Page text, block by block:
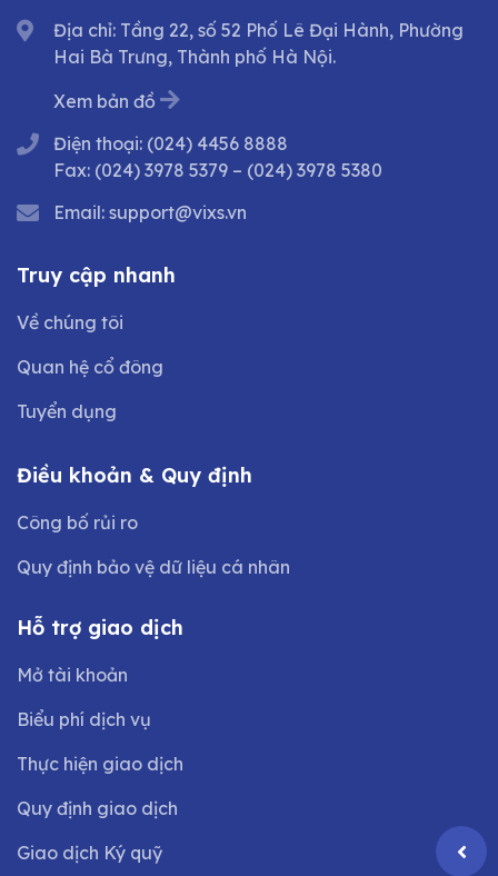
Địa chỉ: Tầng 22, số 52 Phố Lê Đại Hành, Phường
Hai Bà Trưng, Thành phố Hà Nội.
Xem bản đồ
Điện thoại: (024) 4456 8888
Fax: (024) 3978 5379 – (024) 3978 5380
Email: support@vixs.vn
Truy cập nhanh
Về chúng tôi
Quan hệ cổ đông
Tuyển dụng
Điều khoản & Quy định
Công bố rủi ro
Quy định bảo vệ dữ liệu cá nhân
Hỗ trợ giao dịch
Mở tài khoản
Biểu phí dịch vụ
Thực hiện giao dịch
Quy định giao dịch
Giao dịch Ký quỹ